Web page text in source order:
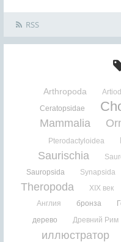
RSS
Arthropoda
Ceratopsidae
Mammalia
Pterodactyloidea
Saurischia
Sauropsida Synapsida
Theropoda XIX век
Англия бронза
дерево
Древний Рим
иллюстратор